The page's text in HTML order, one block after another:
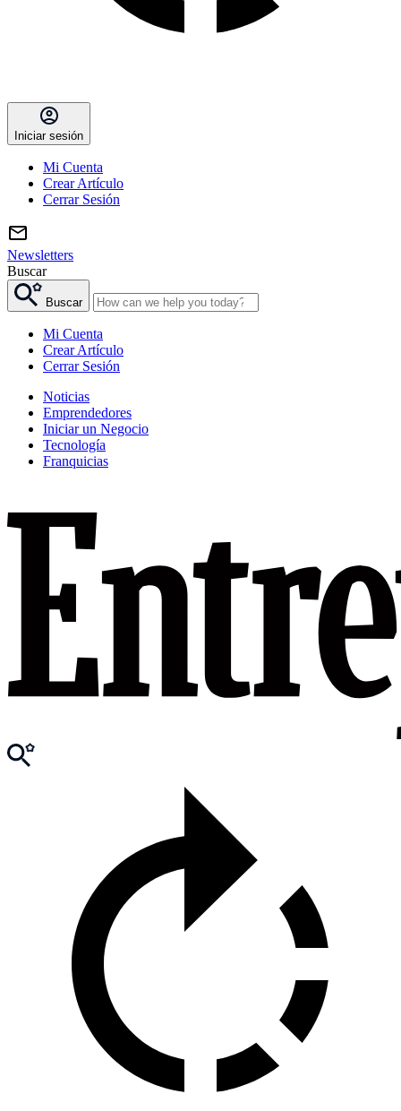
Iniciar sesión
Mi Cuenta
Crear Artículo
Cerrar Sesión
Newsletters
Buscar
Buscar
Mi Cuenta
Crear Artículo
Cerrar Sesión
Noticias
Emprendedores
Iniciar un Negocio
Tecnología
Franquicias